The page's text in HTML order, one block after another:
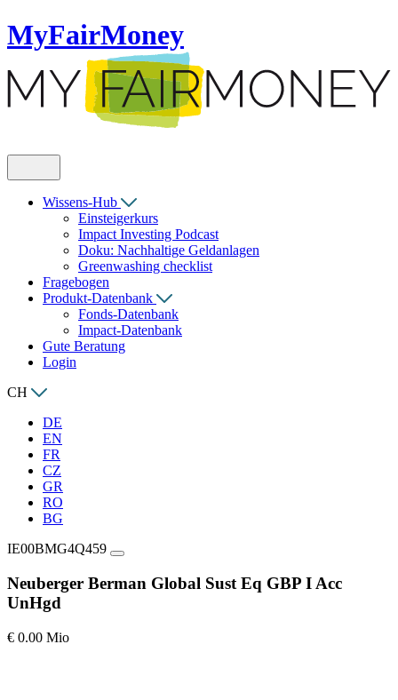
MyFairMoney
Wissens-Hub
Einsteigerkurs
Impact Investing Podcast
Doku: Nachhaltige Geldanlagen
Greenwashing checklist
Fragebogen
Produkt-Datenbank
Fonds-Datenbank
Impact-Datenbank
Gute Beratung
Login
CH
DE
EN
FR
CZ
GR
RO
BG
IE00BMG4Q459
Neuberger Berman Global Sust Eq GBP I Acc
UnHgd
€ 0.00 Mio